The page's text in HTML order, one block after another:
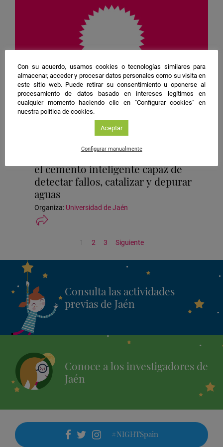
Jaén
Microencuentro
Ingeniería, Química
actividad
Materiales que construyen el futuro:
el cemento inteligente capaz de
detectar fallos, catalizar y depurar
aguas
Organiza: Universidad de Jaén
1 2 3 Siguiente
Consulta las actividades
previas de Jaén
Conoce a los investigadores de
Jaén
#NIGHTSpain
Con su acuerdo, usamos cookies o tecnologías similares para
almacenar, acceder y procesar datos personales como su visita en
este sitio web. Puede retirar su consentimiento u oponerse al
procesamiento de datos basado en intereses legítimos en
cualquier momento haciendo clic en "Configurar cookies" en
nuestra política de cookies.
Aceptar
Configurar manualmente